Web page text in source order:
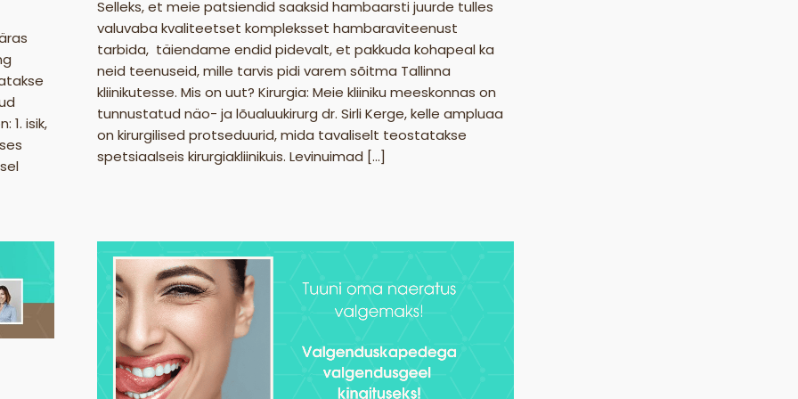
1. isik,
Selleks, et meie patsiendid saaksid hambaarsti juurde tulles
valuvaba kvaliteetset kompleksset hambaraviteenust
tarbida, täiendame endid pidevalt, et pakkuda kohapeal ka
neid teenuseid, mille tarvis pidi varem sõitma Tallinna
kliinikutesse. Mis on uut? Kirurgia: Meie kliiniku meeskonnas on
tunnustatud näo- ja lõualuukirurg dr. Sirli Kerge, kelle ampluaa
on kirurgilised protseduurid, mida tavaliselt teostatakse
spetsiaalseis kirurgiakliinikuis. Levinuimad […]